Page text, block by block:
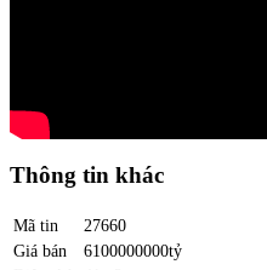
Thông tin khác
Mã tin
27660
Giá bán
6100000000tỷ